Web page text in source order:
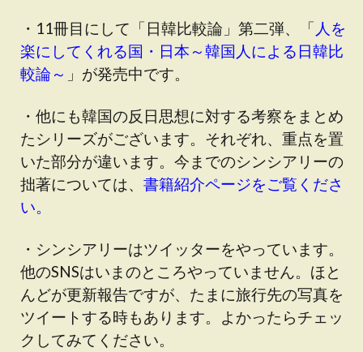
・11冊目にして「日韓比較論」第二弾、「 人を
楽にしてくれる国・日本～韓国人による日韓比
較論～ 」が発売中です。
・他にも韓国の反日思想に対する考察をまとめ
たシリーズがございます。それぞれ、重点を置
いた部分が違います。今までのシンシアリーの
拙著については、 書籍紹介ページをご覧くださ
い。
・シンシアリーはツイッターをやっています。
他のSNSはいまのところやっていません。ほと
んどが更新報告ですが、たまに旅行先の写真を
ツイートする時もあります。よかったらチェッ
クしてみてください。